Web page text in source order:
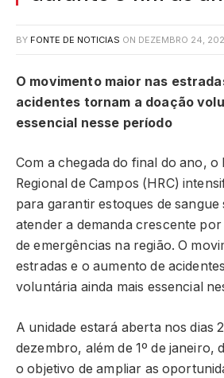
BY FONTE DE NOTICIAS ON DEZEMBRO 24,
O movimento maior nas
acidentes tornam a doação
essencial nesse período
Com a chegada do final do ano,
Regional de Campos (HRC)
para garantir estoques de
atender a demanda crescente
de emergências na região. O
estradas e o aumento de
voluntária ainda mais essencial
A unidade estará aberta nos dias
dezembro, além de 1º de janeiro,
o objetivo de ampliar as